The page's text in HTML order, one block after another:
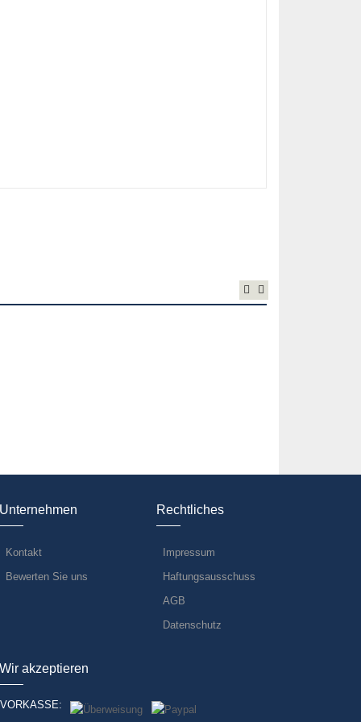
Unternehmen
Kontakt
Bewerten Sie uns
Rechtliches
Impressum
Haftungsausschuss
AGB
Datenschutz
Wir akzeptieren
VORKASSE: